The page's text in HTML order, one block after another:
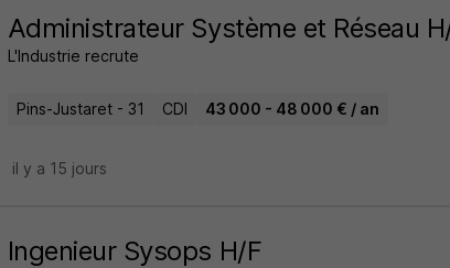
Administrateur Système et Réseau
L'Industrie recrute
Pins-Justaret - 31 CDI 43 000 - 48 000 € / an
il y a 15 jours
Ingenieur Sysops H/F